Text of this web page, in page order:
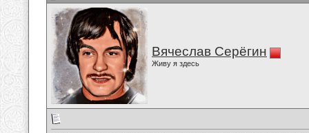
Вячеслав Серёгин
Живу я здесь